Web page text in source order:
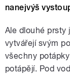
nanejvýš
Ale dlouhé prsty
vytvářejí svým
všechny
potápějí. Pod